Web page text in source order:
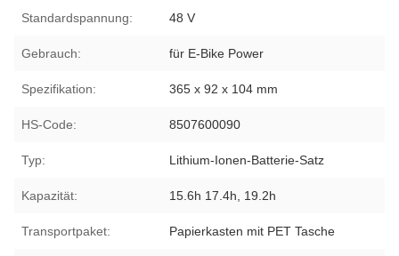
Standardspannung: 48 V
Gebrauch: für E-Bike Power
Spezifikation: 365 x 92 x 104 mm
HS-Code: 8507600090
Typ: Lithium-Ionen-Batterie-Satz
Kapazität: 15.6h 17.4h, 19.2h
Transportpaket: Papierkasten mit PET Tasche